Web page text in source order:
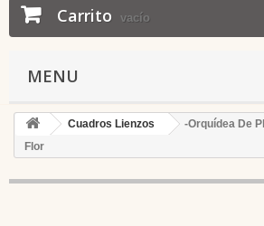
Carrito vacío
MENU
Cuadros Lienzos
-Orquídea De
Flor